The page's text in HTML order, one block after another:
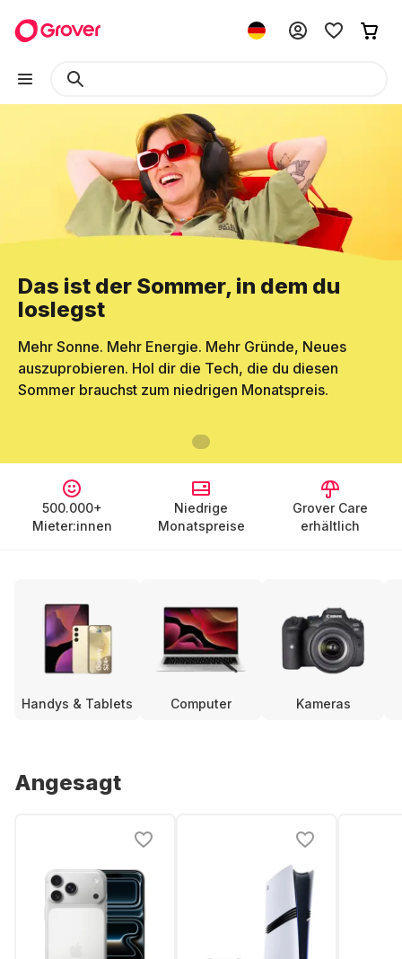
Das ist der Sommer, in dem du
loslegst
Mehr Sonne. Mehr Energie. Mehr Gründe, Neues
auszuprobieren. Hol dir die Tech, die du diesen
Sommer brauchst zum niedrigen Monatspreis.
500.000+
Mieter:innen
Niedrige
Monatspreise
Grover Care
erhältlich
Handys & Tablets Computer Kameras
Angesagt